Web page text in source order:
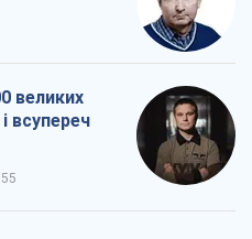
великих
всупереч